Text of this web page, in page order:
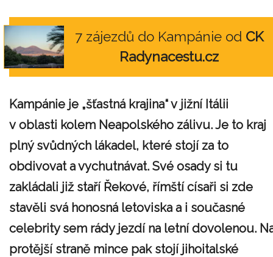
7 zájezdů do Kampánie od CK
Radynacestu.cz
Kampánie je „šťastná krajina“ v jižní Itálii
v oblasti kolem Neapolského zálivu. Je to kraj
plný svůdných lákadel, které stojí za to
obdivovat a vychutnávat. Své osady si tu
zakládali již staří Řekové, římští císaři si zde
stavěli svá honosná letoviska a i současné
celebrity sem rády jezdí na letní dovolenou.
protější straně mince pak stojí jihoitalské